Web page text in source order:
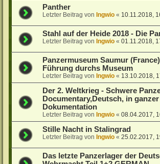
Panther
Letzter Beitrag vonIngwio « 10.11.2018,
Stahl auf der Heide 2018 - Die
Letzter Beitrag vonIngwio «01.11.2018,
Panzermuseum Saumur
Führung durchs Museum
Letzter Beitrag vonIngwio « 13.10.2018,
Der 2. Weltkrieg - Schwere
Documentary,Deutsch, in
Dokumentation
Letzter Beitrag vonIngwio «08.04.2017,
Stille Nacht in Stalingrad
Letzter Beitrag vonIngwio «25.02.2017,
Das letzte Panzerlager der